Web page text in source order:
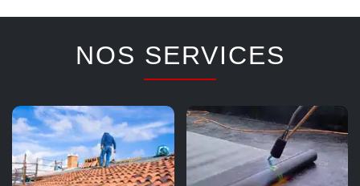
NOS SERVICES